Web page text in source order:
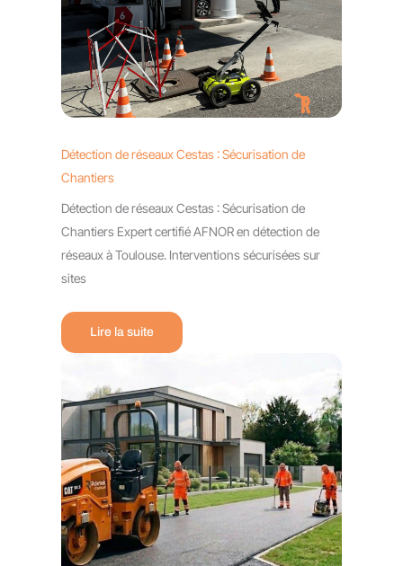
Détection de réseaux Cestas : Sécurisation de
Chantiers
Détection de réseaux Cestas : Sécurisation de
Chantiers Expert certifié AFNOR en détection de
réseaux à Toulouse. Interventions sécurisées sur
sites
Lire la suite